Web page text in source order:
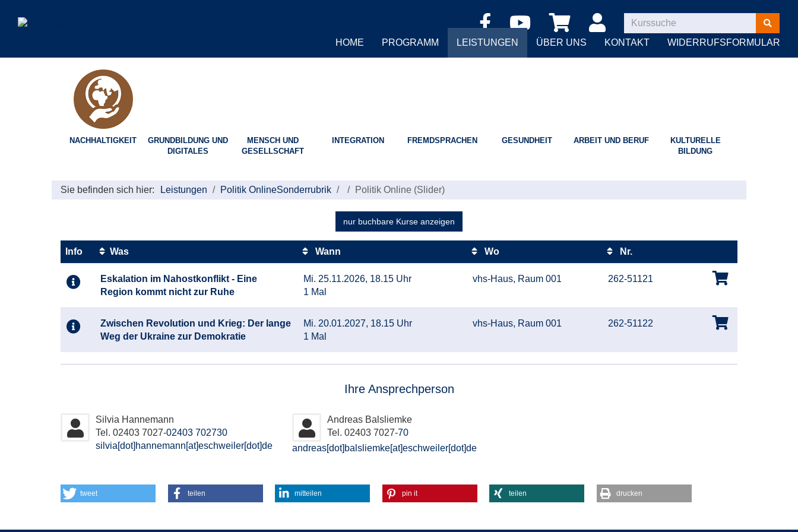
Kurse
suchen
HOME
PROGRAMM LEISTUNGEN ÜBER UNS KONTAKT WIDERRUFSFORMULAR
NACHHALTIGKEIT
GRUNDBILDUNG UND
DIGITALES
MENSCH UND
GESELLSCHAFT
INTEGRATION FREMDSPRACHEN GESUNDHEIT ARBEIT UND BERUF
KULTURELLE
BILDUNG
Sie befinden sich hier: Leistungen Politik OnlineSonderrubrik Politik Online (Slider)
nur buchbare Kurse anzeigen
Tabellenüberschriften
sortiert
werden.
Info Was Wann Wo
Nr.
Kursstatus
Eskalation im Nahostkonflikt - Eine
Region kommt nicht zur Ruhe
Mi. 25.11.2026, 18.15 Uhr
1 Mal
vhs-Haus, Raum 001 262-51121
Zwischen Revolution und Krieg: Der lange
Weg der Ukraine zur Demokratie
Mi. 20.01.2027, 18.15 Uhr
1 Mal
vhs-Haus, Raum 001 262-51122
Ihre Ansprechperson
Silvia Hannemann
Tel. 02403 7027-02403 702730
silvia[dot]hannemann[at]eschweiler[dot]de
Andreas Balsliemke
Tel. 02403 7027-70
andreas[dot]balsliemke[at]eschweiler[dot]de
tweet teilen mitteilen pin it teilen drucken